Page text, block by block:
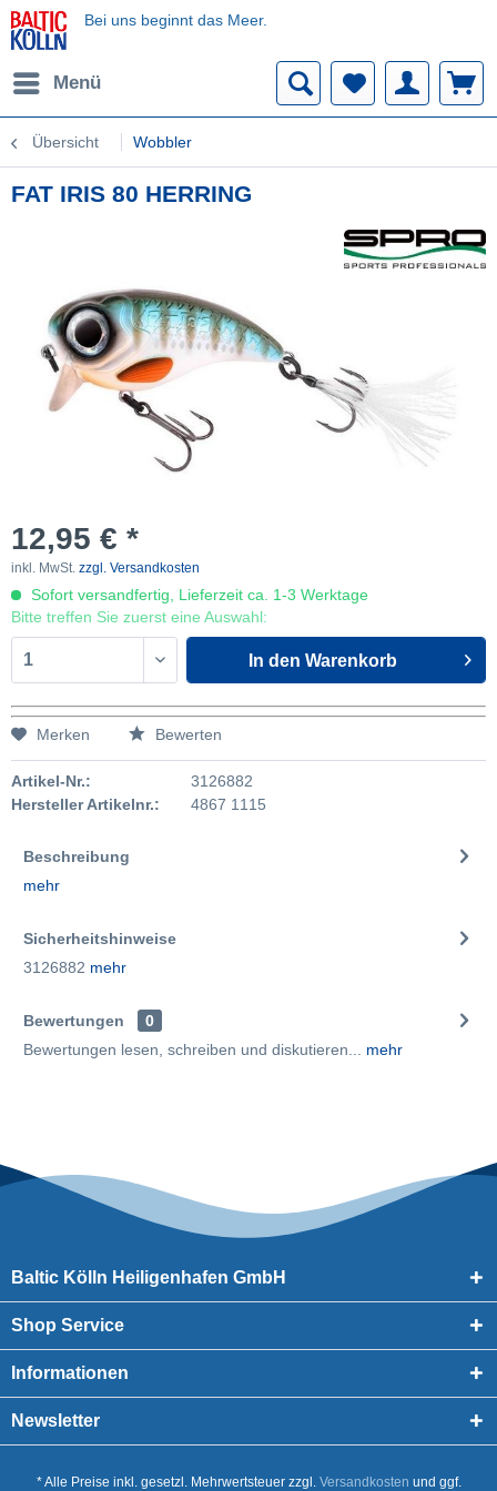
Bei uns beginnt das Meer.
Menü
Übersicht Wobbler
FAT IRIS 80 HERRING
12,95 € *
inkl. MwSt. zzgl. Versandkosten
Sofort versandfertig, Lieferzeit ca. 1-3 Werktage
Bitte treffen Sie zuerst eine Auswahl:
In den Warenkorb
Merken Bewerten
Artikel-Nr.:
3126882
Hersteller Artikelnr.:
4867 1115
Beschreibung
mehr
Sicherheitshinweise
3126882 mehr
Bewertungen
0
Bewertungen lesen, schreiben und diskutieren...
mehr
Baltic Kölln Heiligenhafen GmbH
Shop Service
Informationen
Newsletter
* Alle Preise inkl. gesetzl. Mehrwertsteuer zzgl. Versandkosten und ggf.